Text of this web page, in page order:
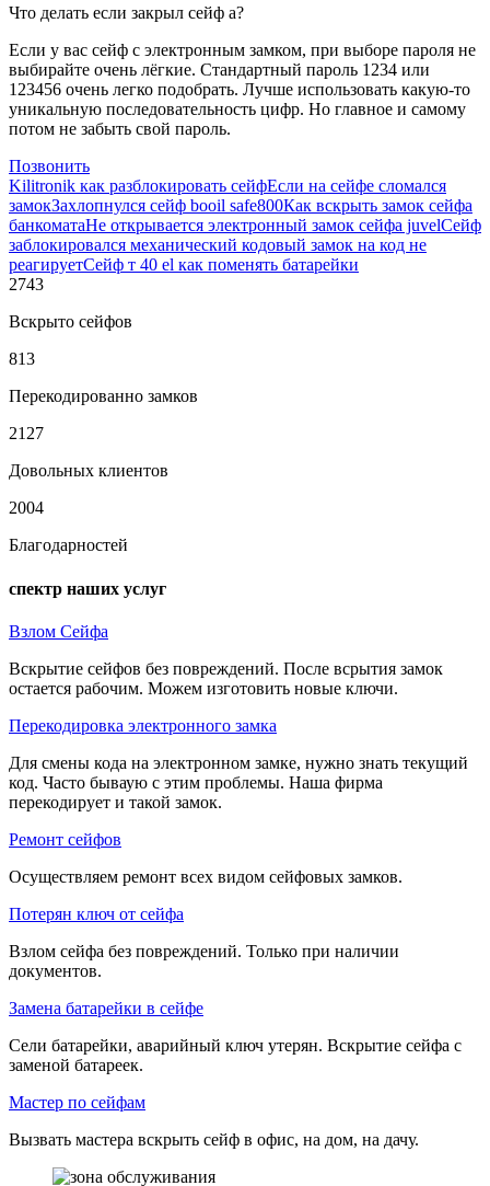
Что делать если закрыл сейф а?
Если у вас сейф с электронным замком, при выборе пароля не
выбирайте очень лёгкие. Стандартный пароль 1234 или
123456 очень легко подобрать. Лучше использовать какую-то
уникальную последовательность цифр. Но главное и самому
потом не забыть свой пароль.
Позвонить
Kilitronik как разблокировать сейфЕсли на сейфе сломался
замокЗахлопнулся сейф booil safe800Как вскрыть замок сейфа
банкоматаНе открывается электронный замок сейфа juvelСейф
заблокировался механический кодовый замок на код не
реагируетСейф т 40 el как поменять батарейки
2743
Вскрыто сейфов
813
Перекодированно замков
2127
Довольных клиентов
2004
Благодарностей
спектр наших услуг
Взлом Сейфа
Вскрытие сейфов без повреждений. После всрытия замок
остается рабочим. Можем изготовить новые ключи.
Перекодировка электронного замка
Для смены кода на электронном замке, нужно знать текущий
код. Часто бываую с этим проблемы. Наша фирма
перекодирует и такой замок.
Ремонт сейфов
Осуществляем ремонт всех видом сейфовых замков.
Потерян ключ от сейфа
Взлом сейфа без повреждений. Только при наличии
документов.
Замена батарейки в сейфе
Сели батарейки, аварийный ключ утерян. Вскрытие сейфа с
заменой батареек.
Мастер по сейфам
Вызвать мастера вскрыть сейф в офис, на дом, на дачу.